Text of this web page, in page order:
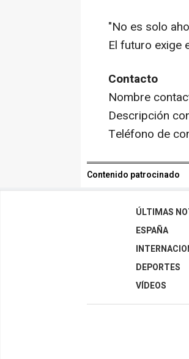
"No es solo
El futuro exige
Contacto
Nombre
Descripción
Teléfono de
Contenido patrocinado
ÚLTIMAS
ESPAÑA
DEPORTES
VÍDEOS